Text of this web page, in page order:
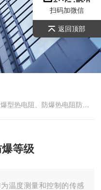
型热电阻、防爆热电阻防爆等级
等级
温度测量和控制的传感
扫码加微信
返回顶部